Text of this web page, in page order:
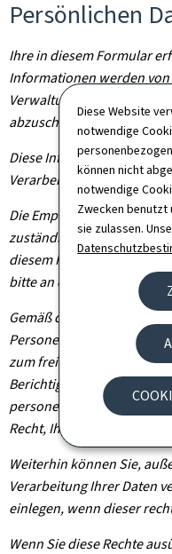
Diese Website
notwendige
können nicht
notwendige
Zwecken benutzt
sie zulassen.
Persönlichen
Ihre in diesem Formular
Informationen werden
Verwaltungsbehörde
abzuschließen.
Diese Informationen
Verarbeitung
Die Empfänger Ihrer
zuständigen
diesem Formular
bitte an die für Ihren
Gemäß der Verordnung
Personen bei der
zum freien Datenverkehr
Berichtigung und
personenbezogenen
Recht, Ihre erteilte
Weiterhin können Sie,
Verarbeitung Ihrer Daten
einlegen, wenn dieser
Wenn Sie diese Rechte